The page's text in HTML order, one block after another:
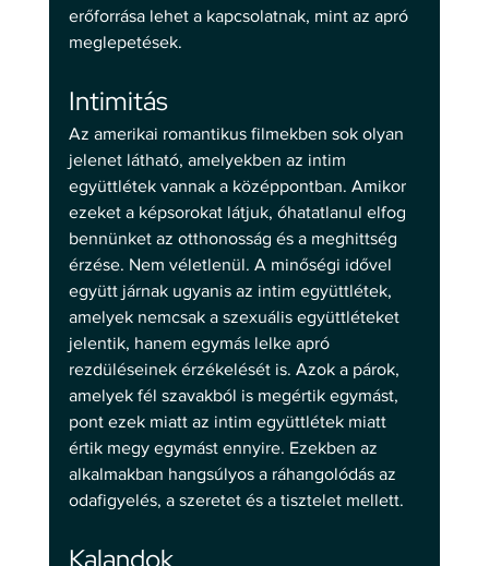
erőforrása lehet a kapcsolatnak, mint az apró
meglepetések.
Intimitás
Az amerikai romantikus filmekben sok olyan
jelenet látható, amelyekben az intim
együttlétek vannak a középpontban. Amikor
ezeket a képsorokat látjuk, óhatatlanul elfog
bennünket az otthonosság és a meghittség
érzése. Nem véletlenül. A minőségi idővel
együtt járnak ugyanis az intim együttlétek,
amelyek nemcsak a szexuális együttléteket
jelentik, hanem egymás lelke apró
rezdüléseinek érzékelését is. Azok a párok,
amelyek fél szavakból is megértik egymást,
pont ezek miatt az intim együttlétek miatt
értik megy egymást ennyire. Ezekben az
alkalmakban hangsúlyos a ráhangolódás az
odafigyelés, a szeretet és a tisztelet mellett.
Kalandok